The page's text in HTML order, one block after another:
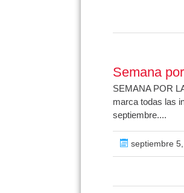
Semana
SEMANA POR
marca todas las
septiembre....
septiembre